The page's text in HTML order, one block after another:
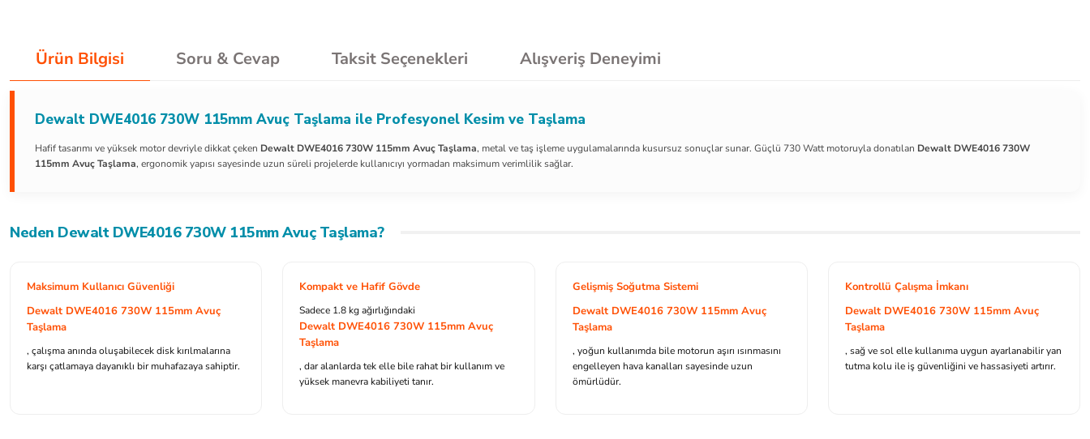
Ürün Bilgisi Soru & Cevap Taksit Seçenekleri Alışveriş Deneyimi
Dewalt DWE4016 730W 115mm Avuç Taşlama ile Profesyonel Kesim ve Taşlama
Hafif tasarımı ve yüksek motor devriyle dikkat çeken Dewalt DWE4016 730W 115mm Avuç Taşlama, metal ve taş işleme uygulamalarında kusursuz sonuçlar sunar. Güçlü 730 Watt motoruyla donatılan Dewalt DWE4016 730W
115mm Avuç Taşlama, ergonomik yapısı sayesinde uzun süreli projelerde kullanıcıyı yormadan maksimum verimlilik sağlar.
Neden Dewalt DWE4016 730W 115mm Avuç Taşlama?
Maksimum Kullanıcı Güvenliği
Dewalt DWE4016 730W 115mm Avuç
Taşlama
, çalışma anında oluşabilecek disk kırılmalarına
karşı çatlamaya dayanıklı bir muhafazaya sahiptir.
Kompakt ve Hafif Gövde
Sadece 1.8 kg ağırlığındaki
Dewalt DWE4016 730W 115mm Avuç
Taşlama
, dar alanlarda tek elle bile rahat bir kullanım ve
yüksek manevra kabiliyeti tanır.
Gelişmiş Soğutma Sistemi
Dewalt DWE4016 730W 115mm Avuç
Taşlama
, yoğun kullanımda bile motorun aşırı ısınmasını
engelleyen hava kanalları sayesinde uzun
ömürlüdür.
Kontrollü Çalışma İmkanı
Dewalt DWE4016 730W 115mm Avuç
Taşlama
, sağ ve sol elle kullanıma uygun ayarlanabilir yan
tutma kolu ile iş güvenliğini ve hassasiyeti artırır.